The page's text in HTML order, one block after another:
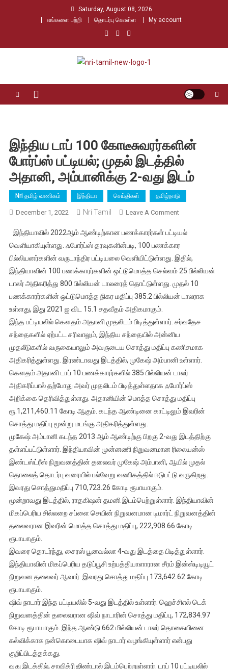
Saturday, August 08, 2026
எங்களை பற்றி
தொடர்பு கொள்ள My account
Nri Tamil
இந்திய டாப் 100 கோடீசுவரர்களின்
போர்ப்ஸ் பட்டியல்; முதல் இடத்தில்
அதானி, அம்பானிக்கு 2-வது இடம்
Nri தமிழ் வணிகம் இந்தியா செய்திகள் தமிழ்நாடு
December 1, 2022 Nri Tamil Leave A CommentOn
டாப்
100
கோடீசுவரர்களின்
போர்ப்ஸ்
பட்டியல்;
முதல்
அதானி,
இடம்
இந்தியாவில் 2022ஆம் ஆண்டிற்கான பணக்காரர்கள் பட்டியல்
வெளியாகியுள்ளது. ஃபோர்ப்ஸ் தரவுகளின்படி, 100 பணக்கார
பில்லியனர்களின் வருடாந்திர பட்டியலை வெளியிட்டுள்ளது. இதில்,
இந்தியாவின் 100 பணக்காரர்களின் ஒட்டுமொத்த செல்வம் 25 பில்லியன்
டாலர் அதிகரித்து 800 பில்லியன் டாலரைத் தொட்டுள்ளது. முதல் 10
பணக்காரர்களின் ஒட்டுமொத்த நிகர மதிப்பு 385.2 பில்லியன் டாலராக
உள்ளது, இது 2021 ஐ விட 15.1 சதவீதம் அதிகமாகும்.
இந்த பட்டியலில் கௌதம் அதானி முதலிடம் பிடித்துள்ளார். சர்வதேச
சந்தைகளில் ஏற்பட்ட சரிவாலும், இந்திய சந்தையில் அன்னிய
முதலீடுகளில் வருகையாலும் அவருடைய சொத்து மதிப்பு கணிசமாக
அதிகரித்துள்ளது. இரண்டாவது இடத்தில், முகேஷ் அம்பானி உள்ளார்.
கௌதம் அதானி டாப் 10 பணக்காரர்களில் 385 பில்லியன் டாலர்
அதிகரிப்பால் தற்போது அவர் முதலிடம் பிடித்துள்ளதாக ஃபோர்ப்ஸ்
அறிக்கை தெரிவித்துள்ளது. அதானியின் மொத்த சொத்து மதிப்பு
ரூ.1,211,460.11 கோடி ஆகும். கடந்த ஆண்டினை காட்டிலும் இவரின்
சொத்து மதிப்பு மூன்று மடங்கு அதிகரித்துள்ளது.
முகேஷ் அம்பானி கடந்த 2013 ஆம் ஆண்டிற்கு பிறகு 2-வது இடத்திற்கு
தள்ளப்பட்டுள்ளார். இந்தியாவின் முன்னணி நிறுவனமான ரிலையன்ஸ்
இண்டஸ்ட்ரீஸ் நிறுவனத்தின் தலைவர் முகேஷ் அம்பானி, ஆயில் முதல்
தொலைத் தொடர்பு வரையில் பல்வேறு வணிகத்தில் ஈடுபட்டு வருகிறது.
இவரது சொத்துமதிப்பு 710,723.26 கோடி ரூபாயாகும்.
மூன்றாவது இடத்தில், ராதகிஷன் தமனி இடம்பெற்றுள்ளார். இந்தியாவின்
மிகப்பெரிய சில்லறை சப்ளை செயின் நிறுவனமான டிமார்ட் நிறுவனத்தின்
தலைவரான இவரின் மொத்த சொத்து மதிப்பு, 222,908.66 கோடி
ரூபாயாகும்.
இவரை தொடர்ந்து, சைரஸ் பூனவல்லா 4-வது இடத்தை பிடித்துள்ளார்.
இந்தியாவின் மிகப்பெரிய தடுப்பூசி உற்பத்தியாளாரான சீரம் இன்ஸ்டிடியூட்
நிறுவன தலைவர் ஆவார். இவரது சொத்து மதிப்பு 173,642.62 கோடி
ரூபாயாகும்.
ஷிவ் நாடார் இந்த பட்டியலில் 5-வது இடத்தில் உள்ளார். ஹெச்சிஎல் டெக்
நிறுவனத்தின் தலைவரான ஷிவ் நாடாரின் சொத்து மதிப்பு, 172,834.97
கோடி ரூபாயாகும். இந்த ஆண்டு 662 மில்லியன் டாலர் தொகையினை
கல்விக்காக நன்கொடையாக ஷிவ் நாடார் வழங்கியுள்ளார் என்பது
குறிப்பிடத்தக்கது.
வது இடத்தில், சாவித்ரி ஜிண்டால் இடம்பெற்றுள்ளார். டாப் 10 பட்டியலில்